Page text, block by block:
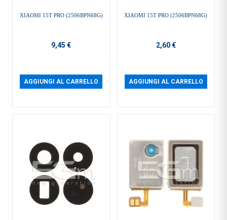
XIAOMI 15T PRO (2506BPN68G)
9,45 €
AGGIUNGI AL CARRELLO
XIAOMI 15T PRO (2506BPN68G)
2,60 €
AGGIUNGI AL CARRELLO